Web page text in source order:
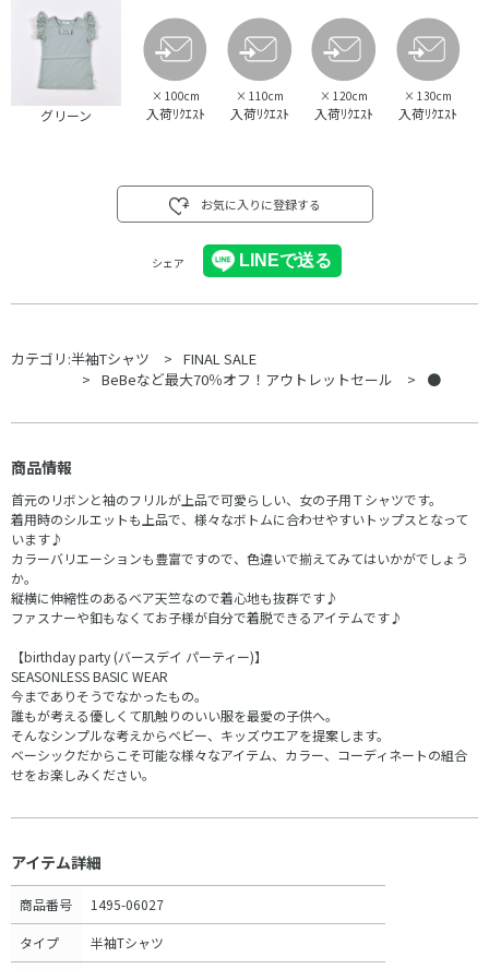
グリーン
× 100cm
入荷ﾘｸｴｽﾄ
× 110cm
入荷ﾘｸｴｽﾄ
× 120cm
入荷ﾘｸｴｽﾄ
× 130cm
入荷ﾘｸｴｽﾄ
お気に入りに登録する
シェア
カテゴリ:半袖Tシャツ
FINAL SALE
BeBeなど最大70％オフ！アウトレットセール
●
商品情報
首元のリボンと袖のフリルが上品で可愛らしい、女の子用Ｔシャツです。
着用時のシルエットも上品で、様々なボトムに合わせやすいトップスとなって
います♪
カラーバリエーションも豊富ですので、色違いで揃えてみてはいかがでしょう
か。
縦横に伸縮性のあるベア天竺なので着心地も抜群です♪
ファスナーや釦もなくてお子様が自分で着脱できるアイテムです♪
【birthday party (バースデイ パーティー)】
SEASONLESS BASIC WEAR
今までありそうでなかったもの。
誰もが考える優しくて肌触りのいい服を最愛の子供へ。
そんなシンプルな考えからベビー、キッズウエアを提案します。
ベーシックだからこそ可能な様々なアイテム、カラー、コーディネートの組合
せをお楽しみください。
アイテム詳細
商品番号 1495-06027
タイプ 半袖Tシャツ